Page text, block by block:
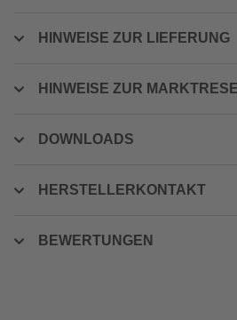
HINWEISE ZUR LIEFERUNG
HINWEISE ZUR
DOWNLOADS
HERSTELLERKONTAKT
BEWERTUNGEN